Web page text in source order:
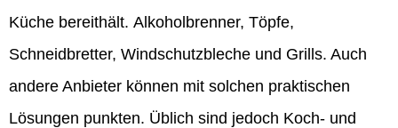
Küche bereithält. Alkoholbrenner, Töpfe,
Schneidbretter, Windschutzbleche und Grills. Auch
andere Anbieter können mit solchen praktischen
Lösungen punkten. Üblich sind jedoch Koch- und